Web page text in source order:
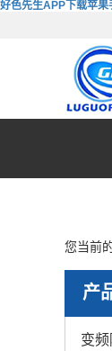
好色先生APP下载苹果
您当前
产
变